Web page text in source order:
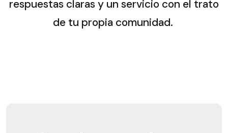
respuestas claras y un servicio con el trato
de tu propia comunidad.